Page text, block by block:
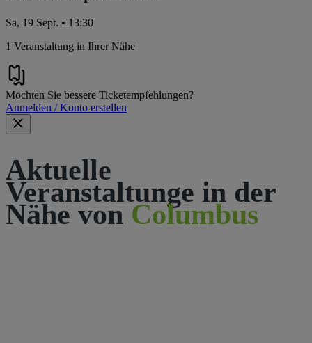
Sa, 19 Sept. • 13:30
1 Veranstaltung in Ihrer Nähe
Möchten Sie bessere Ticketempfehlungen?
Anmelden / Konto erstellen
Aktuelle
Veranstaltunge in der
Nähe von Columbus